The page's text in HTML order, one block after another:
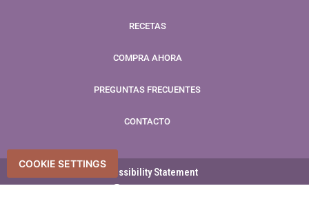
COOKIE SETTINGS
RECETAS
COMPRA AHORA
PREGUNTAS FRECUENTES
CONTACTO
Accessibility Statement